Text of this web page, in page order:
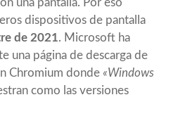
una pantalla. Por eso
dispositivos de pantalla
de 2021. Microsoft ha
una página de descarga de
Chromium donde «Windows
como las versiones